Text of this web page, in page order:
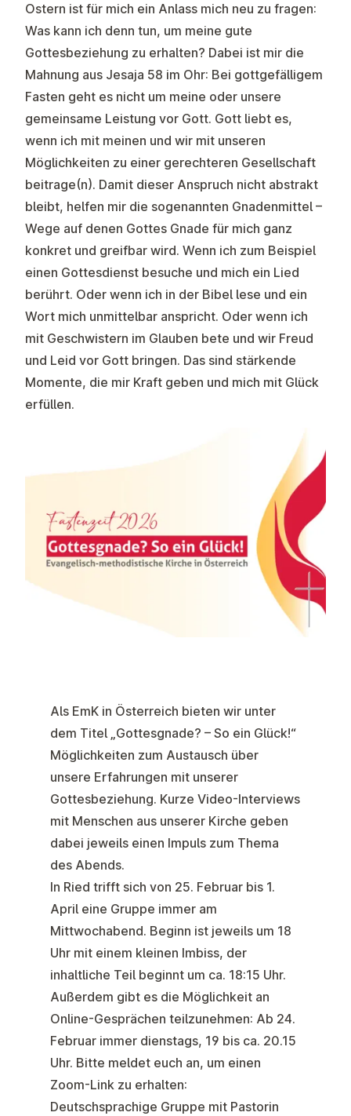
Ostern ist für mich ein Anlass mich neu zu fragen:
Was kann ich denn tun, um meine gute
Gottesbeziehung zu erhalten? Dabei ist mir die
Mahnung aus Jesaja 58 im Ohr: Bei gottgefälligem
Fasten geht es nicht um meine oder unsere
gemeinsame Leistung vor Gott. Gott liebt es,
wenn ich mit meinen und wir mit unseren
Möglichkeiten zu einer gerechteren Gesellschaft
beitrage(n). Damit dieser Anspruch nicht abstrakt
bleibt, helfen mir die sogenannten Gnadenmittel –
Wege auf denen Gottes Gnade für mich ganz
konkret und greifbar wird. Wenn ich zum Beispiel
einen Gottesdienst besuche und mich ein Lied
berührt. Oder wenn ich in der Bibel lese und ein
Wort mich unmittelbar anspricht. Oder wenn ich
mit Geschwistern im Glauben bete und wir Freud
und Leid vor Gott bringen. Das sind stärkende
Momente, die mir Kraft geben und mich mit Glück
erfüllen.
Als EmK in Österreich bieten wir unter
dem Titel „Gottesgnade? – So ein Glück!“
Möglichkeiten zum Austausch über
unsere Erfahrungen mit unserer
Gottesbeziehung. Kurze Video-Interviews
mit Menschen aus unserer Kirche geben
dabei jeweils einen Impuls zum Thema
des Abends.
In Ried trifft sich von 25. Februar bis 1.
April eine Gruppe immer am
Mittwochabend. Beginn ist jeweils um 18
Uhr mit einem kleinen Imbiss, der
inhaltliche Teil beginnt um ca. 18:15 Uhr.
Außerdem gibt es die Möglichkeit an
Online-Gesprächen teilzunehmen: Ab 24.
Februar immer dienstags, 19 bis ca. 20.15
Uhr. Bitte meldet euch an, um einen
Zoom-Link zu erhalten:
Deutschsprachige Gruppe mit Pastorin